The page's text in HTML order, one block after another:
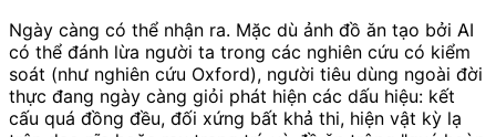
Ngày càng có thể nhận ra. Mặc dù ảnh đồ ăn tạo bởi AI
có thể đánh lừa người ta trong các nghiên cứu có kiểm
soát (như nghiên cứu Oxford), người tiêu dùng ngoài đời
thực đang ngày càng giỏi phát hiện các dấu hiệu: kết
cấu quá đồng đều, đối xứng bất khả thi, hiện vật kỳ lạ